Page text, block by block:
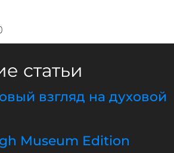
статьи
взгляд на духовой
Museum Edition